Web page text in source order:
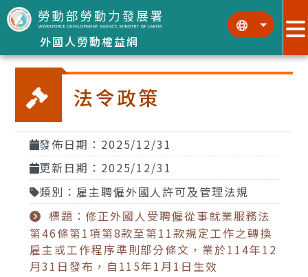
跳到主要內容區塊
外國人勞動權益網
::: :::
法令政策
發佈日期：2025/12/31
更新日期：2025/12/31
類別：雇主聘僱外國人許可及管理法規
標題：修正外國人受聘僱從事就業服務法
第46條第1項第8款至第11款規定工作之轉換
雇主或工作程序準則部分條文，業於114年12
月31日發布，自115年1月1日生效